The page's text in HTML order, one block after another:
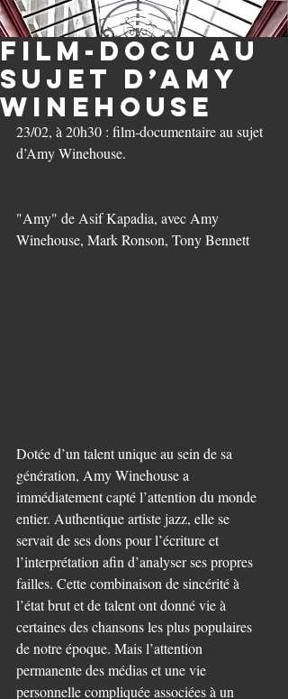
Film-docu au
sujet d’Amy
Winehouse
23/02, à 20h30 : film-documentaire au sujet
d’Amy Winehouse.
"Amy" de Asif Kapadia, avec Amy
Winehouse, Mark Ronson, Tony Bennett
Dotée d’un talent unique au sein de sa
génération, Amy Winehouse a
immédiatement capté l’attention du monde
entier. Authentique artiste jazz, elle se
servait de ses dons pour l’écriture et
l’interprétation afin d’analyser ses propres
failles. Cette combinaison de sincérité à
l’état brut et de talent ont donné vie à
certaines des chansons les plus populaires
de notre époque. Mais l’attention
permanente des médias et une vie
personnelle compliquée associées à un